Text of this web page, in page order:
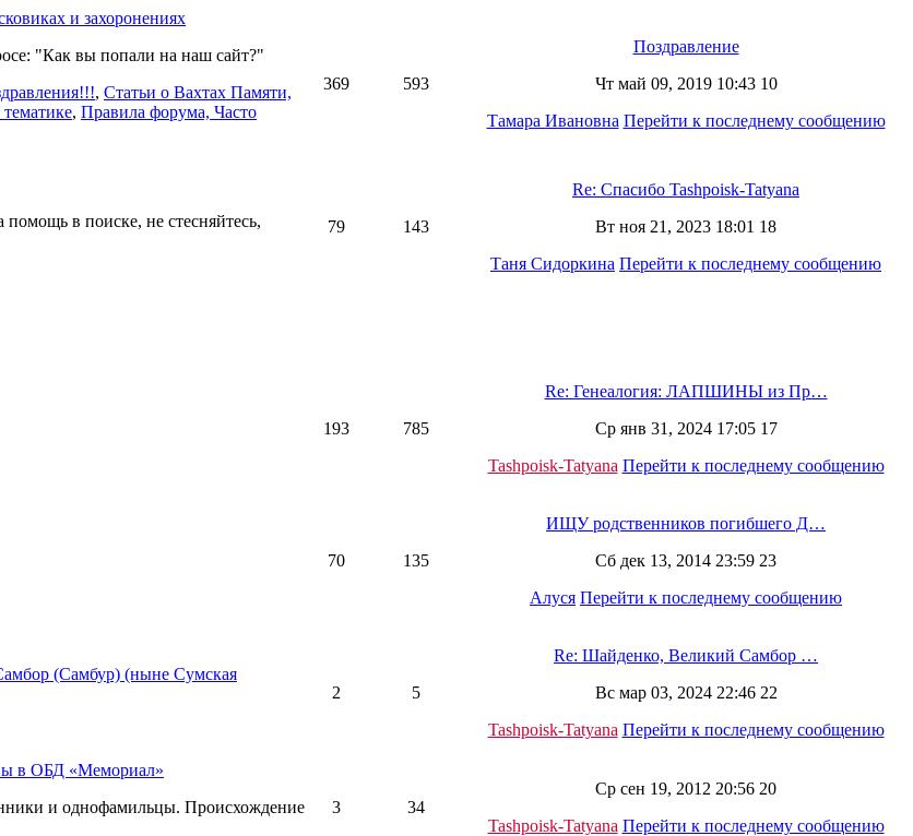
и захоронениях
"Как вы попали на наш сайт?"
, Статьи о Вахтах Памяти,
, Правила форума, Часто
369 593
Поздравление
Чт май 09, 2019 10:43 10
Тамара Ивановна Перейти к последнему сообщению
помощь в поиске, не стесняйтесь,
79 143
Re: Спасибо Tashpoisk-Tatyana
Вт ноя 21, 2023 18:01 18
Таня Сидоркина Перейти к последнему сообщению
193 785
Re: Генеалогия: ЛАПШИНЫ из Пр…
Ср янв 31, 2024 17:05 17
Tashpoisk-Tatyana Перейти к последнему сообщению
70 135
ИЩУ родственников погибшего Д…
Сб дек 13, 2014 23:59 23
Алуся Перейти к последнему сообщению
(Самбур) (ныне Сумская
2 5
Re: Шайденко, Великий Самбор …
Вс мар 03, 2024 22:46 22
Tashpoisk-Tatyana Перейти к последнему сообщению
в ОБД «Мемориал»
и однофамильцы. Происхождение
3 34
Ср сен 19, 2012 20:56 20
Tashpoisk-Tatyana Перейти к последнему сообщению